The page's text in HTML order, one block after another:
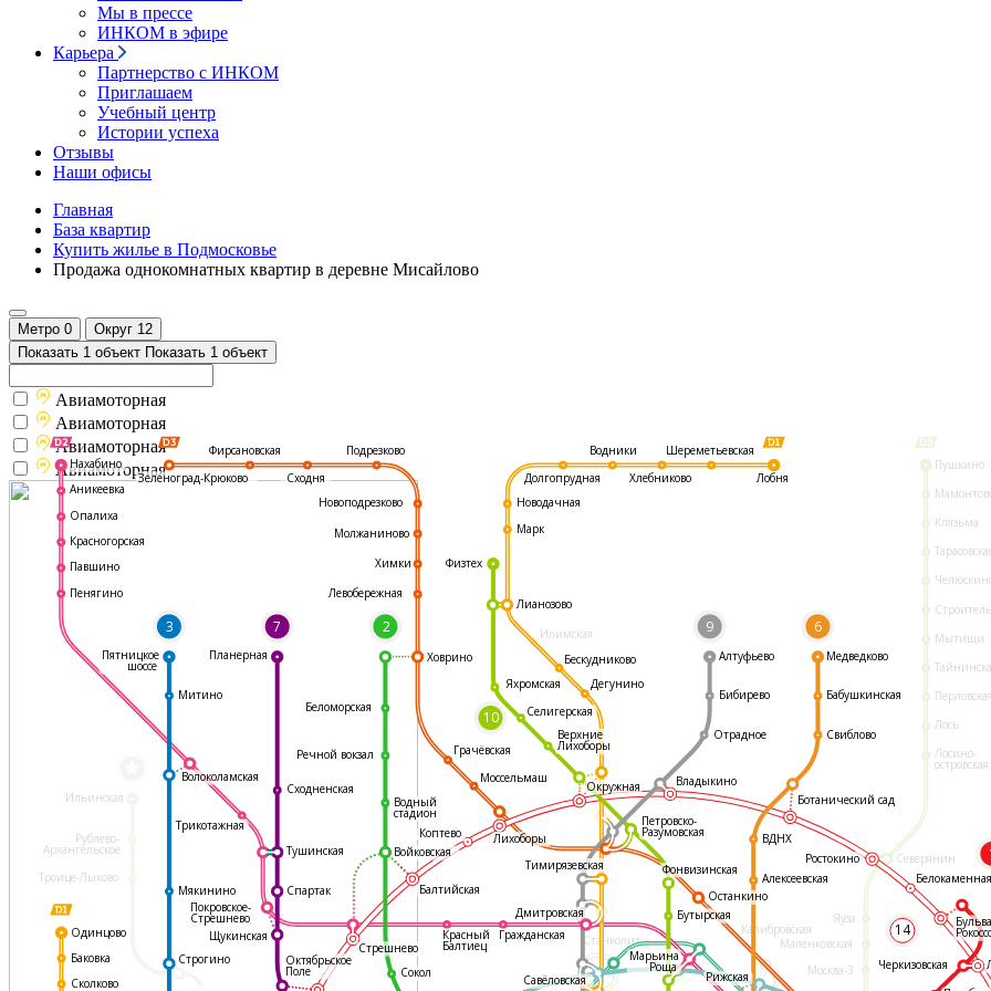
Мы в прессе
ИНКОМ в эфире
Карьера
Партнерство с ИНКОМ
Приглашаем
Учебный центр
Истории успеха
Отзывы
Наши офисы
Главная
База квартир
Купить жилье в Подмосковье
Продажа однокомнатных квартир в деревне Мисайлово
Метро 0 Округ 12
Показать 1 объект Показать 1 объект
Илимская
Пушкино
Клязьма
Мытищи
Лось
Лосино-
островская
Северянин
Яуза
Маленковская
Москва-3
Ильинская
Рублево-
Архангельское
Троице-Лыково
Калибровская
Станколит
3 7
14
2 9 6
10
Фирсановская
Сходня
Подрезково
Новоподрезково
Молжаниново
Химки
Левобережная
Ховрино
Грачёвская
Моссельмаш
Останкино
Медведково
Бабушкинская
Свиблово
ВДНХ
Алексеевская
Рижская
Сокол
Красный
Балтиец
Гражданская
Дмитровская
Коптево Лихоборы
Балтийская
Войковская
Водный
стадион
Сходненская
Трикотажная
Волоколамская
Тушинская
Мякинино
Строгино
Митино
Нахабино
Аникеевка
Опалиха
Красногорская
Павшино
Пенягино
Одинцово
Баковка
Сколково
Пятницкое
шоссе
Планерная
Спартак
Стрешнево
Щукинская
Октябрьское
Поле
Окружная
Дегунино
Бескудниково
Верхние
Лихоборы
Селигерская
Физтех
Яхромская
Марк
Лианозово
Новодачная
Речной вокзал
Беломорская
Долгопрудная
Водники
Хлебниково
Шереметьевская
Лобня
Тимирязевская
Марьина
Роща
Савёловская
Фонвизинская
Бутырская
Петровско-
Разумовская
Покровское-
Стрешнево
Бибирево
Отрадное
Владыкино
Ботанический сад
Алтуфьево
Ростокино
Черкизовская
Зеленоград-Крюково
Авиамоторная
Авиамоторная
Авиамоторная
Авиамоторная